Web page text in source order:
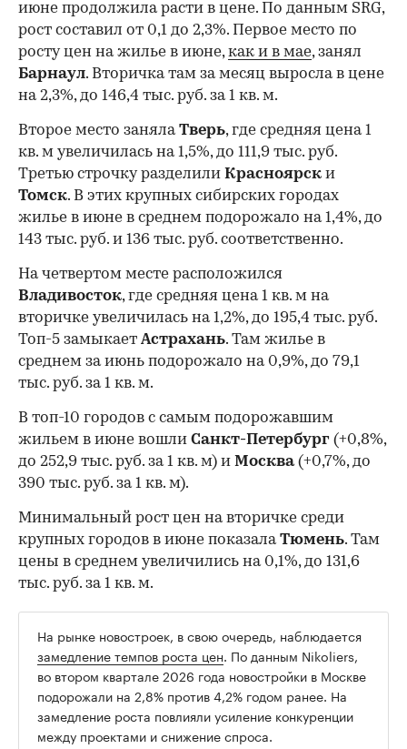
июне продолжила расти в цене. По данным SRG,
рост составил от 0,1 до 2,3%. Первое место по
росту цен на жилье в июне,как и в мае, занял
Барнаул. Вторичка там за месяц выросла в цене
на 2,3%, до 146,4 тыс. руб. за 1 кв. м.
Второе место занялаТверь, где средняя цена 1
кв. м увеличилась на 1,5%, до 111,9 тыс. руб.
Третью строчку разделили Красноярск и
Томск. В этих крупных сибирских городах
жилье в июне в среднем подорожало на 1,4%, до
143 тыс. руб. и 136 тыс. руб. соответственно.
На четвертом месте расположился
Владивосток, где средняя цена 1 кв. м на
вторичке увеличилась на 1,2%, до 195,4 тыс. руб.
Топ-5 замыкает Астрахань. Там жилье в
среднем за июнь подорожало на 0,9%, до 79,1
тыс. руб. за 1 кв. м.
В топ-10 городов с самым подорожавшим
жильем в июне вошли Санкт-Петербург (+0,8%,
до 252,9 тыс. руб. за 1 кв. м) и Москва(+0,7%, до
390 тыс. руб. за 1 кв. м).
Минимальный рост цен на вторичке среди
крупных городов в июне показалаТюмень. Там
цены в среднем увеличились на 0,1%, до 131,6
тыс. руб. за 1 кв. м.
На рынке новостроек, в свою очередь, наблюдается
замедление темпов роста цен. По данным Nikoliers,
во втором квартале 2026 года новостройки в Москве
подорожали на 2,8% против 4,2% годом ранее. На
замедление роста повлияли усиление конкуренции
между проектами и снижение спроса.